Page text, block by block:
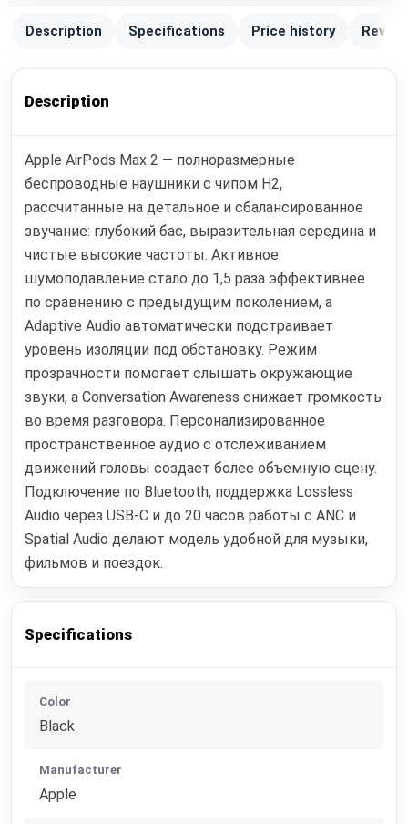
Description Specifications Price history
Description
Apple AirPods Max 2 — полноразмерные
беспроводные наушники с чипом H2,
рассчитанные на детальное и сбалансированное
звучание: глубокий бас, выразительная середина и
чистые высокие частоты. Активное
шумоподавление стало до 1,5 раза эффективнее
по сравнению с предыдущим поколением, а
Adaptive Audio автоматически подстраивает
уровень изоляции под обстановку. Режим
прозрачности помогает слышать окружающие
звуки, а Conversation Awareness снижает громкость
во время разговора. Персонализированное
пространственное аудио с отслеживанием
движений головы создает более объемную сцену.
Подключение по Bluetooth, поддержка Lossless
Audio через USB‑C и до 20 часов работы с ANC и
Spatial Audio делают модель удобной для музыки,
фильмов и поездок.
Specifications
Color
Black
Manufacturer
Apple